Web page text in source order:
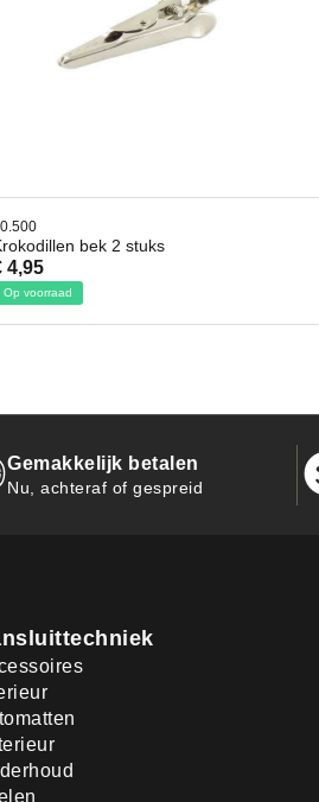
78.80350
Gevlochtenkous ø 35mm
€ 50,95
Op voorraad
Gemakkelijk betalen
Nu, achteraf of gespreid